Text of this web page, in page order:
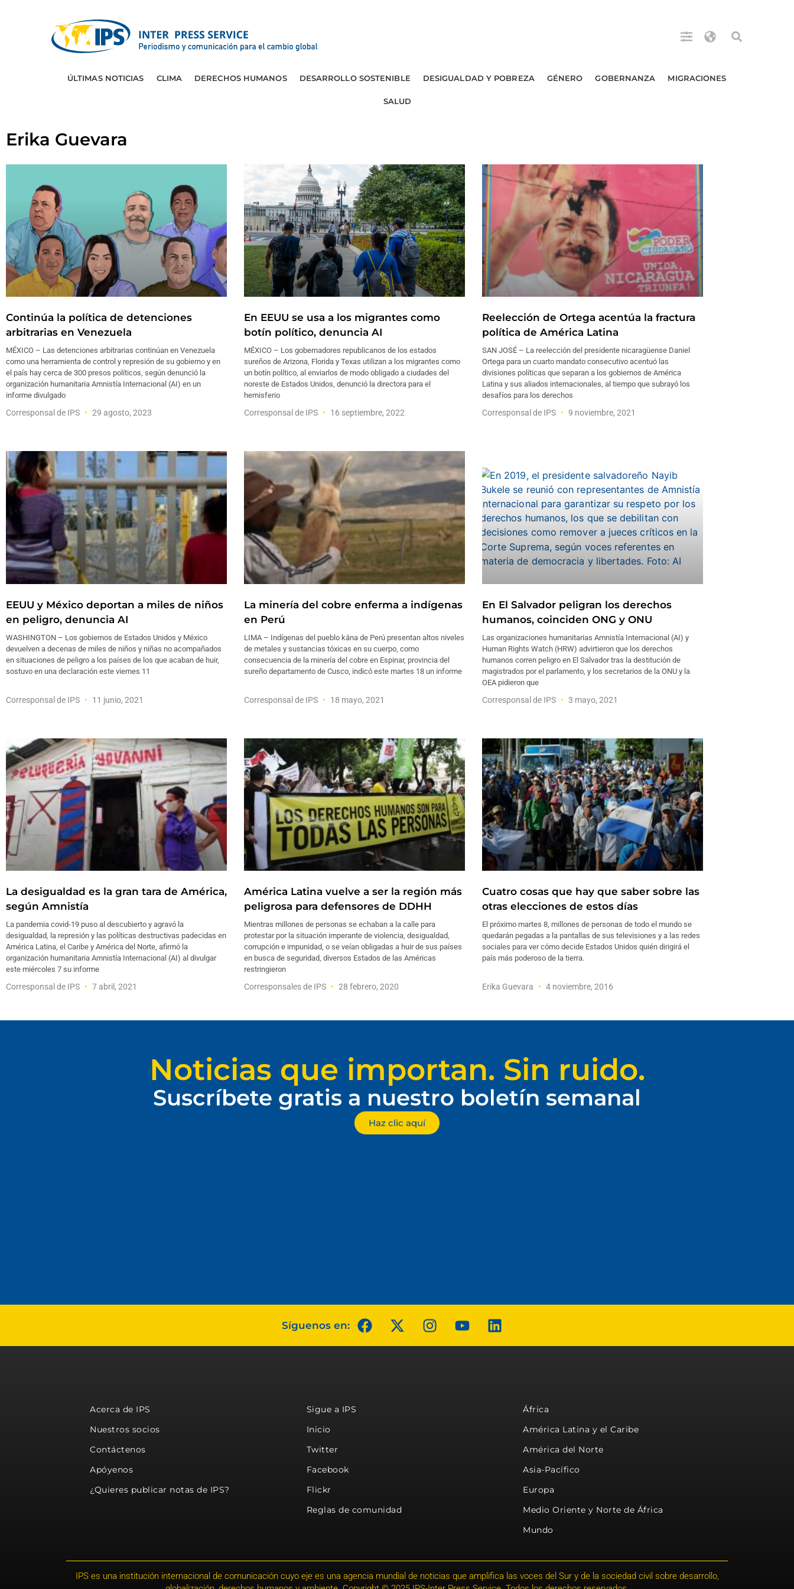
ÚLTIMAS NOTICIAS CLIMA DERECHOS HUMANOS DESARROLLO SOSTENIBLE DESIGUALDAD Y POBREZA GÉNERO GOBERNANZA MIGRACIONES
SALUD
Erika Guevara
Continúa la política de detenciones
arbitrarias en Venezuela
MÉXICO – Las detenciones arbitrarias continúan en Venezuela
como una herramienta de control y represión de su gobierno y en
el país hay cerca de 300 presos políticos, según denunció la
organización humanitaria Amnistía Internacional (AI) en un
informe divulgado
Corresponsal de IPS 29 agosto, 2023
En EEUU se usa a los migrantes como
botín político, denuncia AI
MÉXICO – Los gobernadores republicanos de los estados
sureños de Arizona, Florida y Texas utilizan a los migrantes como
un botín político, al enviarlos de modo obligado a ciudades del
noreste de Estados Unidos, denunció la directora para el
hemisferio
Corresponsal de IPS 16 septiembre, 2022
Reelección de Ortega acentúa la fractura
política de América Latina
SAN JOSÉ – La reelección del presidente nicaragüense Daniel
Ortega para un cuarto mandato consecutivo acentuó las
divisiones políticas que separan a los gobiernos de América
Latina y sus aliados internacionales, al tiempo que subrayó los
desafíos para los derechos
Corresponsal de IPS 9 noviembre, 2021
EEUU y México deportan a miles de niños
en peligro, denuncia AI
WASHINGTON – Los gobiernos de Estados Unidos y México
devuelven a decenas de miles de niños y niñas no acompañados
en situaciones de peligro a los países de los que acaban de huir,
sostuvo en una declaración este viernes 11
Corresponsal de IPS 11 junio, 2021
La minería del cobre enferma a indígenas
en Perú
LIMA – Indígenas del pueblo kána de Perú presentan altos niveles
de metales y sustancias tóxicas en su cuerpo, como
consecuencia de la minería del cobre en Espinar, provincia del
sureño departamento de Cusco, indicó este martes 18 un informe
Corresponsal de IPS 18 mayo, 2021
En El Salvador peligran los derechos
humanos, coinciden ONG y ONU
Las organizaciones humanitarias Amnistía Internacional (AI) y
Human Rights Watch (HRW) advirtieron que los derechos
humanos corren peligro en El Salvador tras la destitución de
magistrados por el parlamento, y los secretarios de la ONU y la
OEA pidieron que
Corresponsal de IPS 3 mayo, 2021
La desigualdad es la gran tara de América,
según Amnistía
La pandemia covid-19 puso al descubierto y agravó la
desigualdad, la represión y las políticas destructivas padecidas en
América Latina, el Caribe y América del Norte, afirmó la
organización humanitaria Amnistía Internacional (AI) al divulgar
este miércoles 7 su informe
Corresponsal de IPS 7 abril, 2021
América Latina vuelve a ser la región más
peligrosa para defensores de DDHH
Mientras millones de personas se echaban a la calle para
protestar por la situación imperante de violencia, desigualdad,
corrupción e impunidad, o se veían obligadas a huir de sus países
en busca de seguridad, diversos Estados de las Américas
restringieron
Corresponsales de IPS 28 febrero, 2020
Cuatro cosas que hay que saber sobre las
otras elecciones de estos días
El próximo martes 8, millones de personas de todo el mundo se
quedarán pegadas a la pantallas de sus televisiones y a las redes
sociales para ver cómo decide Estados Unidos quién dirigirá el
país más poderoso de la tierra.
Erika Guevara 4 noviembre, 2016
Noticias que importan. Sin ruido.
Suscríbete gratis a nuestro boletín semanal
Haz clic aquí
Síguenos en:
Acerca de IPS
Nuestros socios
Contáctenos
Apóyenos
¿Quieres publicar notas de IPS?
Sigue a IPS
Inicio
Twitter
Facebook
Flickr
Reglas de comunidad
África
América Latina y el Caribe
América del Norte
Asia-Pacífico
Europa
Medio Oriente y Norte de África
Mundo
IPS es una institución internacional de comunicación cuyo eje es una agencia mundial de noticias que amplifica las voces del Sur y de la sociedad civil sobre desarrollo,